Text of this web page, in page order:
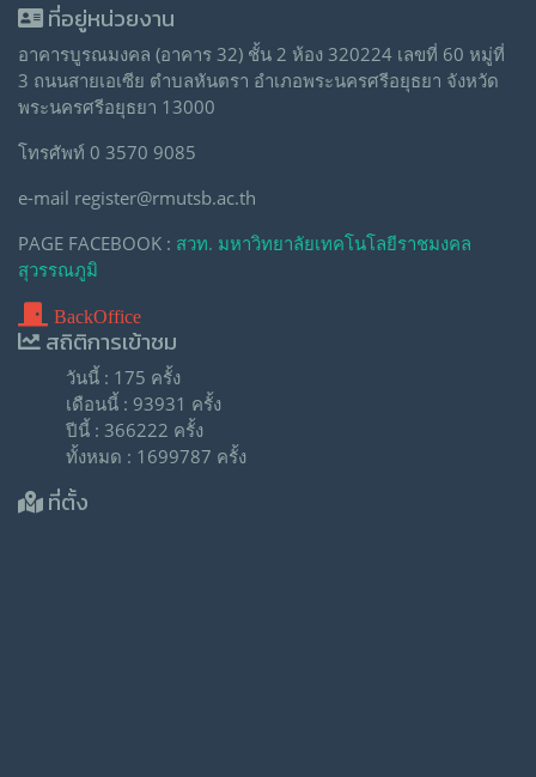
ที่อยู่หน่วยงาน
อาคารบูรณมงคล (อาคาร 32) ชั้น 2 ห้อง 320224 เลขที่ 60 หมู่ที่
3 ถนนสายเอเซีย ตำบลหันตรา อำเภอพระนครศรีอยุธยา จังหวัด
พระนครศรีอยุธยา 13000
โทรศัพท์ 0 3570 9085
e-mail register@rmutsb.ac.th
PAGE FACEBOOK : สวท. มหาวิทยาลัยเทคโนโลยีราชมงคล
สุวรรณภูมิ
BackOffice
สถิติการเข้าชม
วันนี้ : 175 ครั้ง
เดือนนี้ : 93931 ครั้ง
ปีนี้ : 366222 ครั้ง
ทั้งหมด : 1699787 ครั้ง
ที่ตั้ง